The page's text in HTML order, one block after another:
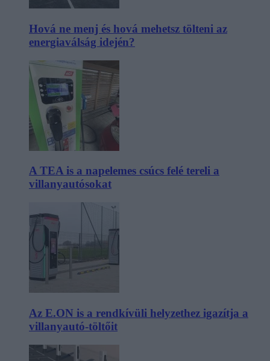
Hová ne menj és hová mehetsz tölteni az
energiaválság idején?
A TEA is a napelemes csúcs felé tereli a
villanyautósokat
Az E.ON is a rendkívüli helyzethez igazítja a
villanyautó-töltőit